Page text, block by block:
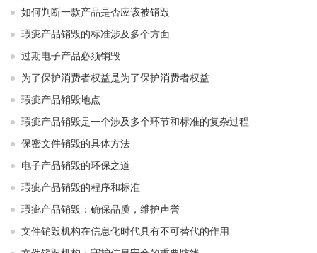
如何判断一款产品是否应该被销毁
瑕疵产品销毁的标准涉及多个方面
过期电子产品必须销毁
为了保护消费者权益是为了保护消费者权益
瑕疵产品销毁地点
瑕疵产品销毁是一个涉及多个环节和标准的复杂过程
保密文件销毁的具体方法
电子产品销毁的环保之道
瑕疵产品销毁的程序和标准
瑕疵产品销毁：确保品质，维护声誉
文件销毁机构在信息化时代具有不可替代的作用